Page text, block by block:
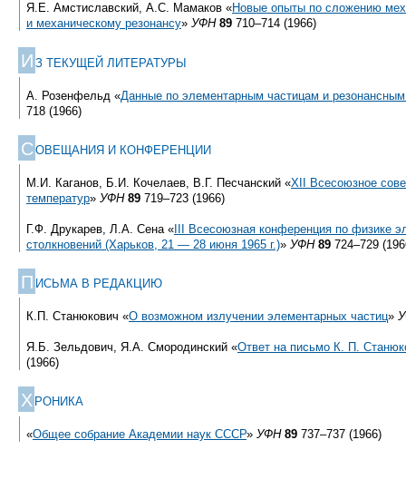
Я.Е. Амстиславский, А.С. Мамаков «Новые опыты по сложению
и механическому резонансу» УФН 89 710–714 (1966)
И З ТЕКУЩЕЙ ЛИТЕРАТУРЫ
А. Розенфельд «Данные по элементарным частицам и
718 (1966)
СОВЕЩАНИЯ И КОНФЕРЕНЦИИ
М.И. Каганов, Б.И. Кочелаев, В.Г. Песчанский «XII Всесоюзное
температур» УФН 89 719–723 (1966)
Г.Ф. Друкарев, Л.А. Сена « III Всесоюзная конференция по физике
столкновений (Харьков, 21 — 28 июня 1965 г.)» УФН 89 724–729
П ИСЬМА В РЕДАКЦИЮ
К.П. Станюкович «О возможном излучении элементарных частиц»
Я.Б. Зельдович, Я.А. Смородинский «Ответ на письмо К. П.
(1966)
Х РОНИКА
«Общее собрание Академии наук СССР» УФН 89 737–737 (1966)